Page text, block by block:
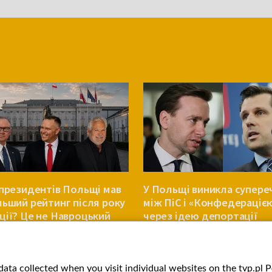
Польщі мав
рейтинг після року
Це не Навроцький
У Польщі виникла
між ПіС і
через ідею депортації
collected when you visit individual websites on the tvp.pl